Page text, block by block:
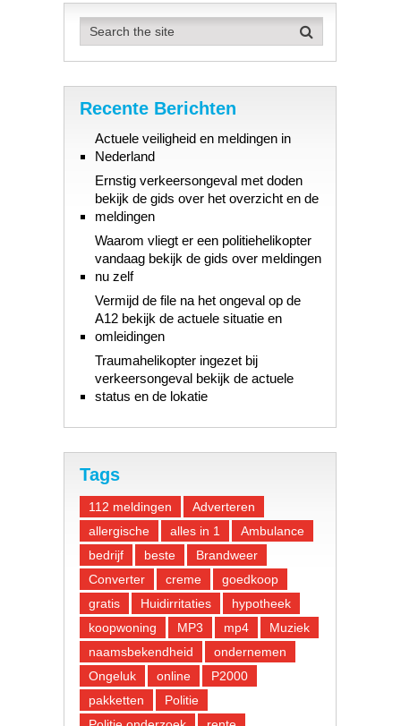
Recente Berichten
Actuele veiligheid en meldingen in
Nederland
Ernstig verkeersongeval met doden
bekijk de gids over het overzicht en de
meldingen
Waarom vliegt er een politiehelikopter
vandaag bekijk de gids over meldingen
nu zelf
Vermijd de file na het ongeval op de
A12 bekijk de actuele situatie en
omleidingen
Traumahelikopter ingezet bij
verkeersongeval bekijk de actuele
status en de lokatie
Tags
112 meldingen
Adverteren
allergische
alles in 1
Ambulance
bedrijf
beste
Brandweer
Converter
creme
goedkoop
gratis
Huidirritaties
hypotheek
koopwoning
MP3 mp4
Muziek
naamsbekendheid
ondernemen
Ongeluk
online
P2000
pakketten
Politie